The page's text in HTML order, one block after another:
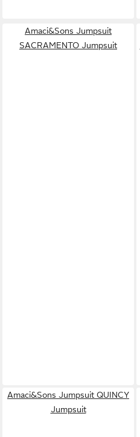
Amaci&Sons Jumpsuit
SACRAMENTO Jumpsuit
Amaci&Sons Jumpsuit QUINCY
Jumpsuit